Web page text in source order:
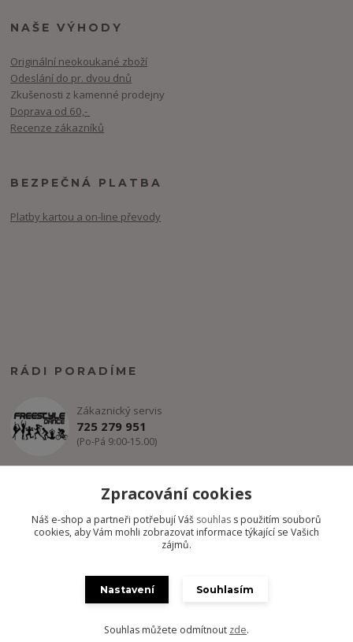
NAŠE VÝHODY
Originální neokoukané zboží
Odeslání do pr. dvou dnů
Zkušenosti z kamenné prodejny
Doprava od 60,-
Recenze zákazníků
BEZPEČNÁ PLATBA
Platby kartou a on-line převody
RÁDI PORADÍME
Zákaznický servis
725 279 951
(Po-Pá 9:00-15.00)
Copyright @ FREESTYLE-DANCE.CZ 2012-2024 - Všechny práva
Vytvořeno na
Eshop-rychle.cz
Zpracování cookies
Náš e-shop a partneři potřebují Váš souhlas s použitím souborů
cookies, aby Vám mohli zobrazovat informace týkající se Vašich
zájmů.
Nastavení Souhlasím
Souhlas můžete odmítnout zde.